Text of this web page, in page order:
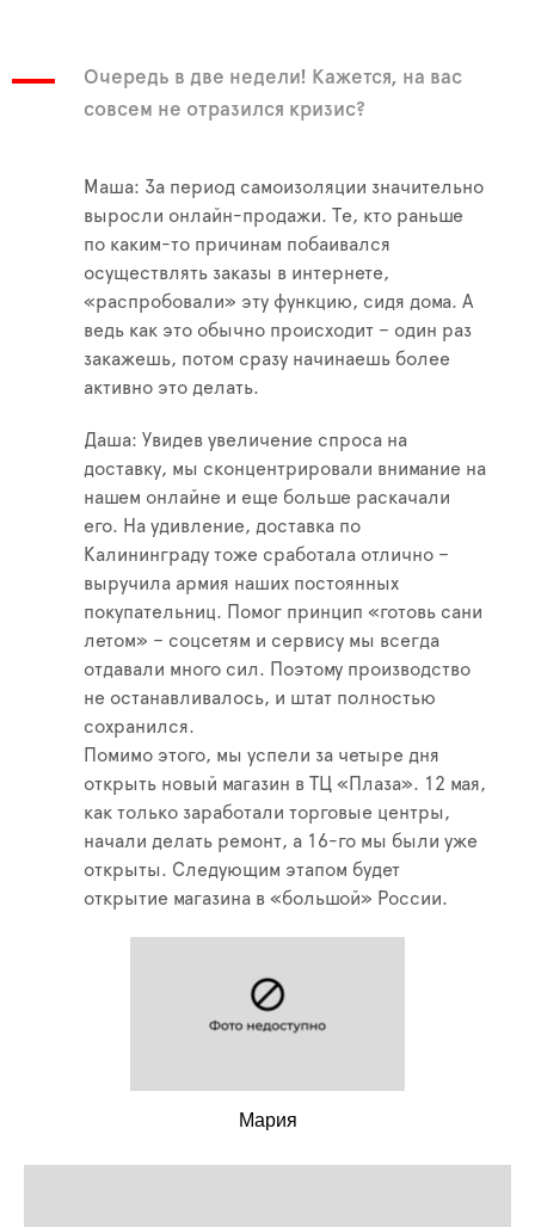
Очередь в две недели! Кажется, на вас
совсем не отразился кризис?
Маша: За период самоизоляции значительно
выросли онлайн-продажи. Те, кто раньше
по каким-то причинам побаивался
осуществлять заказы в интернете,
«распробовали» эту функцию, сидя дома. А
ведь как это обычно происходит – один раз
закажешь, потом сразу начинаешь более
активно это делать.
Даша: Увидев увеличение спроса на
доставку, мы сконцентрировали внимание на
нашем онлайне и еще больше раскачали
его. На удивление, доставка по
Калининграду тоже сработала отлично –
выручила армия наших постоянных
покупательниц. Помог принцип «готовь сани
летом» – соцсетям и сервису мы всегда
отдавали много сил. Поэтому производство
не останавливалось, и штат полностью
сохранился.
Помимо этого, мы успели за четыре дня
открыть новый магазин в ТЦ «Плаза». 12 мая,
как только заработали торговые центры,
начали делать ремонт, а 16-го мы были уже
открыты. Следующим этапом будет
открытие магазина в «большой» России.
Мария